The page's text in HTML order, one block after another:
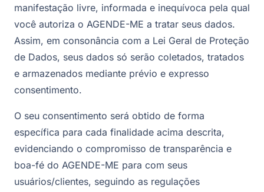
manifestação livre, informada e inequívoca pela qual
você autoriza o AGENDE-ME a tratar seus dados.
Assim, em consonância com a Lei Geral de Proteção
de Dados, seus dados só serão coletados, tratados
e armazenados mediante prévio e expresso
consentimento.
O seu consentimento será obtido de forma
específica para cada finalidade acima descrita,
evidenciando o compromisso de transparência e
boa-fé do AGENDE-ME para com seus
usuários/clientes, seguindo as regulações